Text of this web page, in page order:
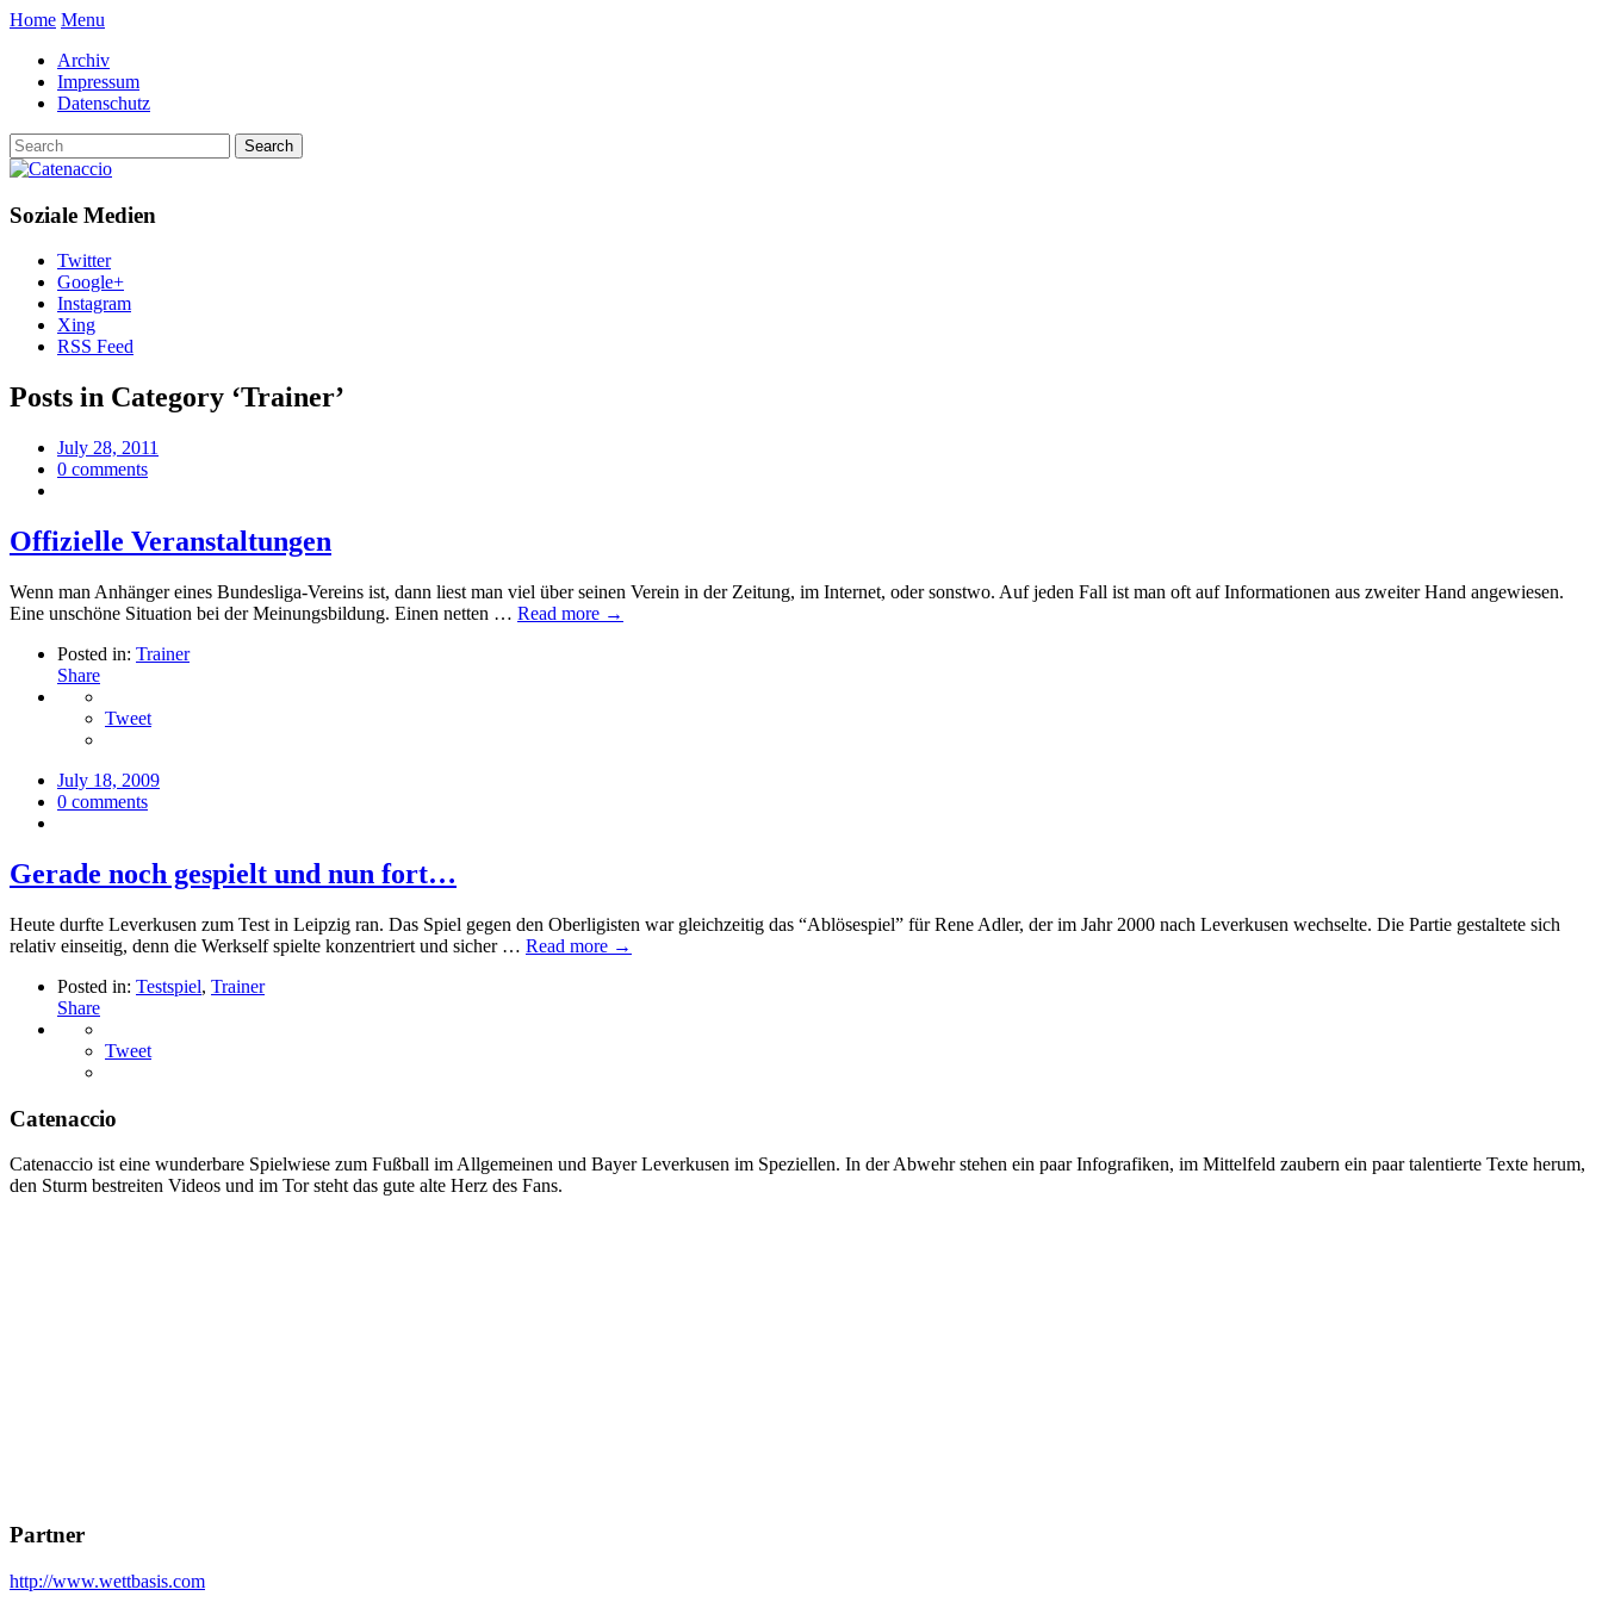
Home Menu
Archiv
Impressum
Datenschutz
Soziale Medien
Twitter
Google+
Instagram
Xing
RSS Feed
Posts in Category ‘Trainer’
July 28, 2011
0 comments
Offizielle Veranstaltungen
Wenn man Anhänger eines Bundesliga-Vereins ist, dann liest man viel über seinen Verein in der Zeitung, im Internet, oder sonstwo. Auf jeden Fall ist man oft auf Informationen aus zweiter Hand angewiesen.
Eine unschöne Situation bei der Meinungsbildung. Einen netten … Read more →
Posted in: Trainer
Share
Tweet
July 18, 2009
0 comments
Gerade noch gespielt und nun fort…
Heute durfte Leverkusen zum Test in Leipzig ran. Das Spiel gegen den Oberligisten war gleichzeitig das “Ablösespiel” für Rene Adler, der im Jahr 2000 nach Leverkusen wechselte. Die Partie gestaltete sich
relativ einseitig, denn die Werkself spielte konzentriert und sicher … Read more →
Posted in: Testspiel, Trainer
Share
Tweet
Catenaccio
Catenaccio ist eine wunderbare Spielwiese zum Fußball im Allgemeinen und Bayer Leverkusen im Speziellen. In der Abwehr stehen ein paar Infografiken, im Mittelfeld zaubern ein paar talentierte Texte herum,
den Sturm bestreiten Videos und im Tor steht das gute alte Herz des Fans.
Partner
http://www.wettbasis.com